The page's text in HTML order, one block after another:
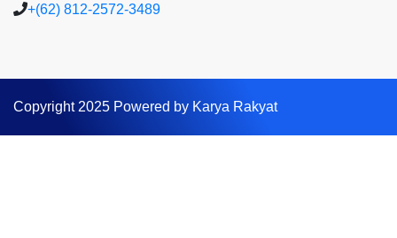
+(62) 812-2572-3489
Copyright 2025 Powered by Karya Rakyat